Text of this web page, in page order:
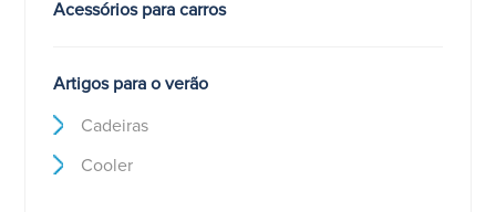
Acessórios para carros
Artigos para o verão
Cadeiras
Cooler